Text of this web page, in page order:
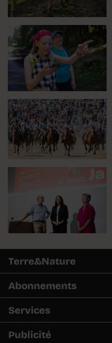
Terre&Nature
Abonnements
Services
Publicité